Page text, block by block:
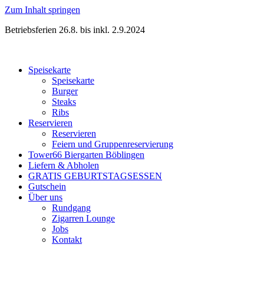
Zum Inhalt springen
Betriebsferien 26.8. bis inkl. 2.9.2024
Speisekarte
Speisekarte
Burger
Steaks
Ribs
Reservieren
Reservieren
Feiern und Gruppenreservierung
Tower66 Biergarten Böblingen
Liefern & Abholen
GRATIS GEBURTSTAGSESSEN
Gutschein
Über uns
Rundgang
Zigarren Lounge
Jobs
Kontakt